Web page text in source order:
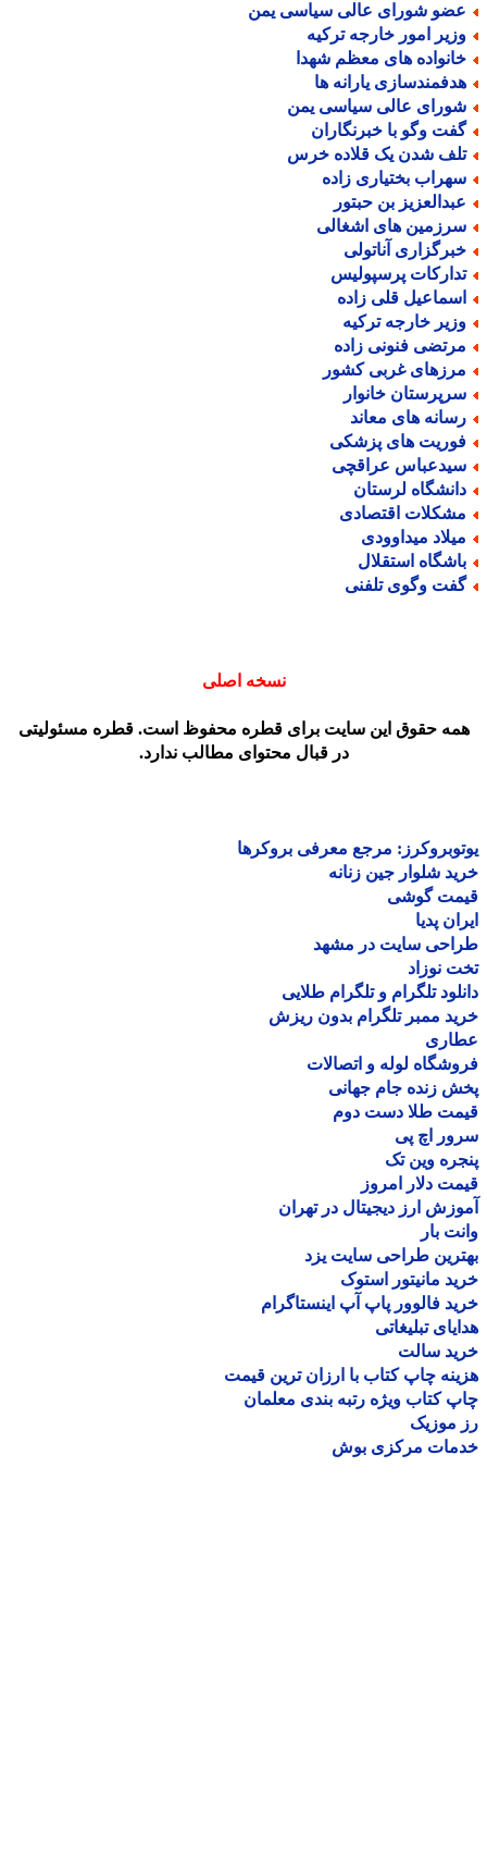
شورای عالی سیاسی یمن
امور خارجه ترکیه
های معظم شهدا
یارانه ها
عالی سیاسی یمن
وگو با خبرنگاران
شدن یک قلاده خرس
بختیاری زاده
بن حبتور
های اشغالی
آناتولی
پرسپولیس
قلی زاده
خارجه ترکیه
فنونی زاده
غربی کشور
خانوار
های معاند
های پزشکی
عراقچی
لرستان
اقتصادی
میداوودی
استقلال
وگوی تلفنی
نسخه اصلی
حقوق این سایت برای قطره محفوظ است. قطره مسئولیتی
در قبال محتوای مطالب ندارد.
مرجع معرفی بروکرها
شلوار جین زنانه
گوشی
پدیا
سایت در مشهد
نوزاد
تلگرام و تلگرام طلایی
ممبر تلگرام بدون ریزش
لوله و اتصالات
زنده جام جهانی
طلا دست دوم
اچ پی
وین تک
دلار امروز
ارز دیجیتال در تهران
بار
طراحی سایت یزد
مانیتور استوک
فالوور پاپ آپ اینستاگرام
تبلیغاتی
سالت
چاپ کتاب با ارزان ترین قیمت
کتاب ویژه رتبه بندی معلمان
موزیک
مرکزی بوش